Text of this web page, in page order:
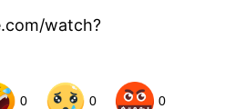
watch?
0 0 0